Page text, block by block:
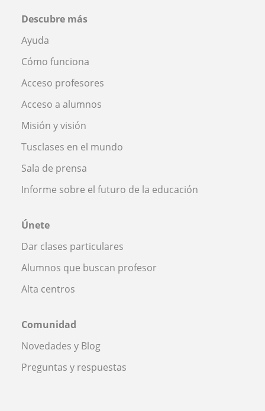
Descubre más
Ayuda
Cómo funciona
Acceso profesores
Acceso a alumnos
Misión y visión
Tusclases en el mundo
Sala de prensa
Informe sobre el futuro de la educación
Únete
Dar clases particulares
Alumnos que buscan profesor
Alta centros
Comunidad
Novedades y Blog
Preguntas y respuestas